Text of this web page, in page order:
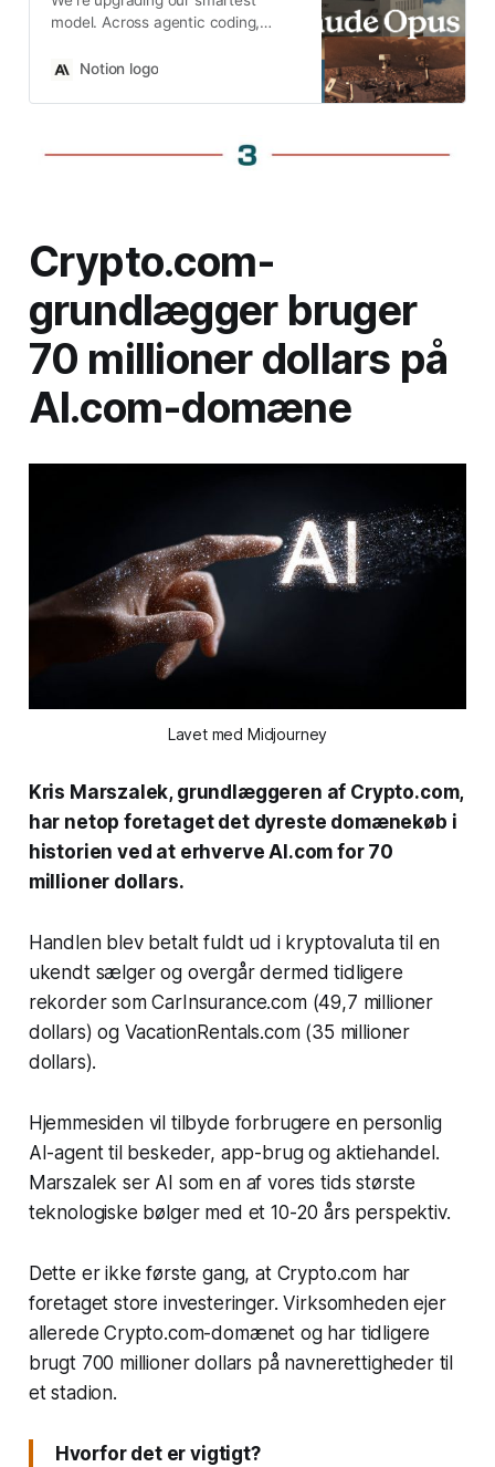
model. Across agentic coding,
and finance, Opus 4.6 is an
Notion logo
Crypto.com-
grundlægger bruger
70 millioner dollars på
AI.com-domæne
Lavet med Midjourney
Kris Marszalek, grundlæggeren af Crypto.com,
har netop foretaget det dyreste domænekøb i
historien ved at erhverve AI.com for 70
millioner dollars.
Handlen blev betalt fuldt ud i kryptovaluta til en
ukendt sælger og overgår dermed tidligere
rekorder som CarInsurance.com (49,7 millioner
dollars) og VacationRentals.com (35 millioner
dollars).
Hjemmesiden vil tilbyde forbrugere en personlig
AI-agent til beskeder, app-brug og aktiehandel.
Marszalek ser AI som en af vores tids største
teknologiske bølger med et 10-20 års perspektiv.
Dette er ikke første gang, at Crypto.com har
foretaget store investeringer. Virksomheden ejer
allerede Crypto.com-domænet og har tidligere
brugt 700 millioner dollars på navnerettigheder til
et stadion.
Hvorfor det er vigtigt?